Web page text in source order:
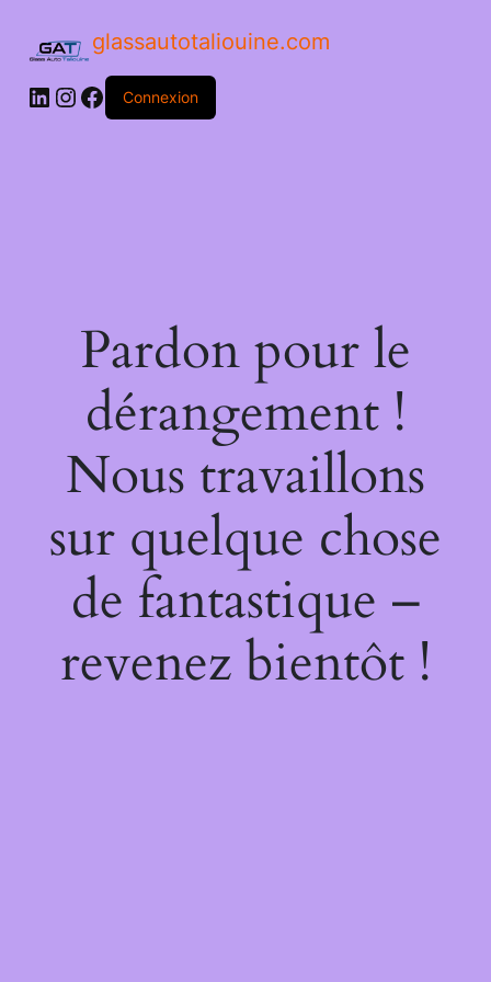
glassautotaliouine.com
Connexion
Pardon pour le
dérangement !
Nous travaillons
sur quelque chose
de fantastique –
revenez bientôt !